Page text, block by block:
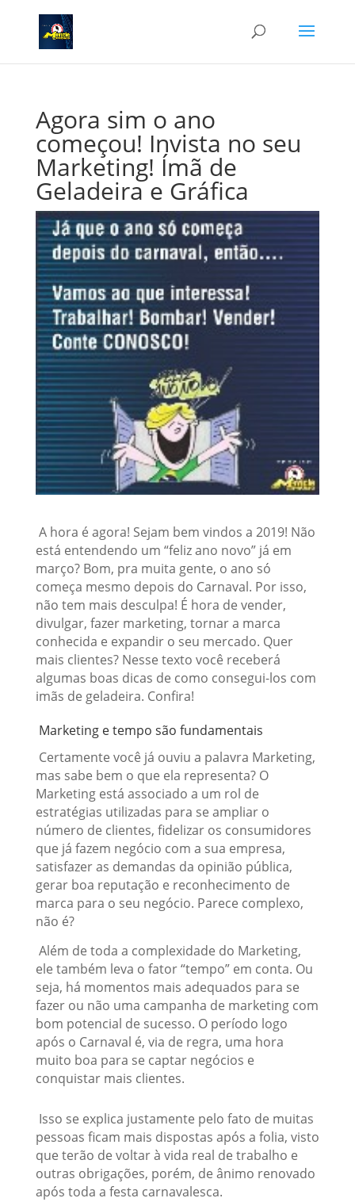
Agora sim o ano
começou! Invista no seu
Marketing! Ímã de
Geladeira e Gráfica
A hora é agora! Sejam bem vindos a 2019! Não
está entendendo um “feliz ano novo” já em
março? Bom, pra muita gente, o ano só
começa mesmo depois do Carnaval. Por isso,
não tem mais desculpa! É hora de vender,
divulgar, fazer marketing, tornar a marca
conhecida e expandir o seu mercado. Quer
mais clientes? Nesse texto você receberá
algumas boas dicas de como consegui-los com
imãs de geladeira. Confira!
Marketing e tempo são fundamentais
Certamente você já ouviu a palavra Marketing,
mas sabe bem o que ela representa? O
Marketing está associado a um rol de
estratégias utilizadas para se ampliar o
número de clientes, fidelizar os consumidores
que já fazem negócio com a sua empresa,
satisfazer as demandas da opinião pública,
gerar boa reputação e reconhecimento de
marca para o seu negócio. Parece complexo,
não é?
Além de toda a complexidade do Marketing,
ele também leva o fator “tempo” em conta. Ou
seja, há momentos mais adequados para se
fazer ou não uma campanha de marketing com
bom potencial de sucesso. O período logo
após o Carnaval é, via de regra, uma hora
muito boa para se captar negócios e
conquistar mais clientes.
Isso se explica justamente pelo fato de muitas
pessoas ficam mais dispostas após a folia, visto
que terão de voltar à vida real de trabalho e
outras obrigações, porém, de ânimo renovado
após toda a festa carnavalesca.